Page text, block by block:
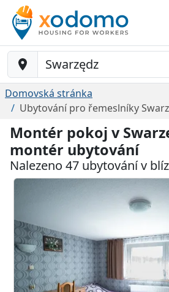
Baustelle-Location
Domovská stránka
Ubytování pro řemeslníky
Montér pokoj v
montér ubytování
Nalezeno 47 ubytování v